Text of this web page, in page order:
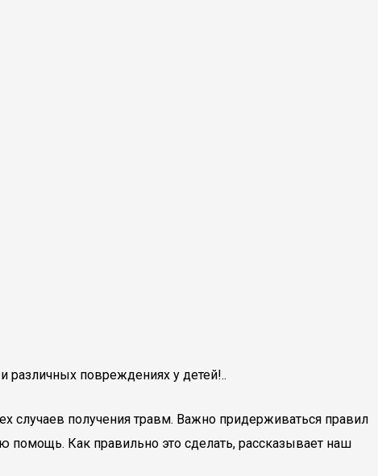
повреждениях у детей!..
случаев получения травм. Важно придерживаться правил
помощь. Как правильно это сделать, рассказывает наш